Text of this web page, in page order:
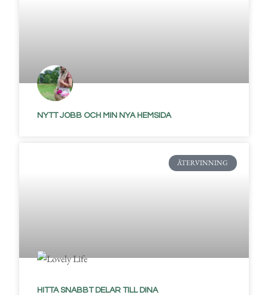
NYTT JOBB OCH MIN NYA HEMSIDA
ÅTERVINNING
HITTA SNABBT DELAR TILL DINA